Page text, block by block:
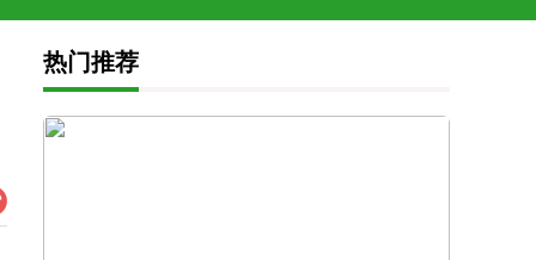
热门推荐